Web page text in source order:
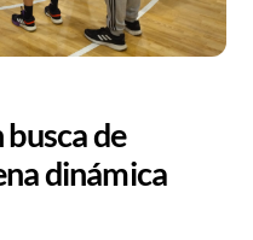
de
dinámica